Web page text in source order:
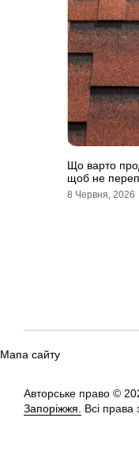
Що варто
щоб не
8 Червня, 2026
Мапа сайту
Авторське право ©
Запоріжжя.
Всі права